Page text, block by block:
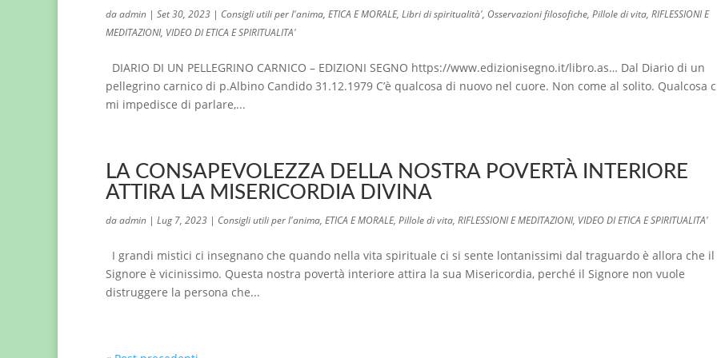
daadmin | Set 30, 2023 | Consigli utili per l'anima, ETICA E MORALE, Libri di spiritualità', Osservazioni filosofiche, Pillole di vita, RIFLESSIONI E
MEDITAZIONI, VIDEO DI ETICA E SPIRITUALITA'
DIARIO DI UN PELLEGRINO CARNICO – EDIZIONI SEGNO https://www.edizionisegno.it/libro.as… Dal Diario di un
pellegrino carnico di p.Albino Candido 31.12.1979 C’è qualcosa di nuovo nel cuore. Non come al solito. Qualcosa
mi impedisce di parlare,...
LA CONSAPEVOLEZZA DELLA NOSTRA POVERTÀ INTERIORE
ATTIRA LA MISERICORDIA DIVINA
daadmin | Lug 7, 2023 | Consigli utili per l'anima, ETICA E MORALE, Pillole di vita, RIFLESSIONI E MEDITAZIONI, VIDEO DI ETICA E SPIRITUALITA'
I grandi mistici ci insegnano che quando nella vita spirituale ci si sente lontanissimi dal traguardo è allora che il
Signore è vicinissimo. Questa nostra povertà interiore attira la sua Misericordia, perché il Signore non vuole
distruggere la persona che...